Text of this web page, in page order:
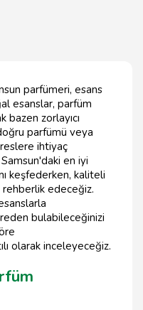
parfümeri, esans
esanslar, parfüm
zorlayıcı
parfümü veya
ihtiyaç
Samsun'daki en iyi
keşfederken, kaliteli
rehberlik edeceğiz.
bulabileceğinizi
olarak inceleyeceğiz.